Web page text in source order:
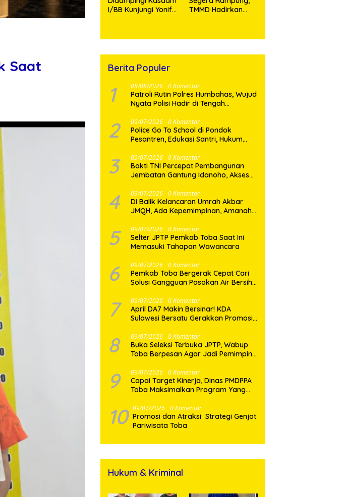
Saat
I/BB Kunjungi Yonif
TMMD Hadirkan
Berita Populer
1 08/08/2026 0 Komentar
Patroli Rutin Polres Humbahas, Wujud
Nyata Polisi Hadir di Tengah
2 09/07/2026 0 Komentar
Police Go To School di Pondok
Pesantren, Edukasi Santri, Hukum
Muda
3 09/07/2026 0 Komentar
Bakti TNI Percepat Pembangunan
Jembatan Gantung Idanoho, Akses
Pulih
4 09/07/2026 0 Komentar
Di Balik Kelancaran Umrah Akbar
JMQH, Ada Kepemimpinan, Amanah,
5 09/07/2026 0 Komentar
Selter JPTP Pemkab Toba Saat Ini
Memasuki Tahapan Wawancara
6 09/07/2026 0 Komentar
Pemkab Toba Bergerak Cepat Cari
Solusi Gangguan Pasokan Air Bersih
7 09/07/2026 0 Komentar
April DA7 Makin Bersinar! KDA
Sulawesi Bersatu Gerakkan Promosi
8 09/07/2026 0 Komentar
Buka Seleksi Terbuka JPTP, Wabup
Toba Berpesan Agar Jadi Pemimpin
9 09/07/2026 0 Komentar
Capai Target Kinerja, Dinas PMDPPA
Toba Maksimalkan Program Yang
10 09/07/2026 0 Komentar
Promosi dan Atraksi Strategi Genjot
Pariwisata Toba
Hukum & Kriminal